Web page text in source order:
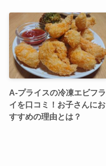
A-プライスの冷凍エビフラ
イを口コミ！お子さんにお
すすめの理由とは？